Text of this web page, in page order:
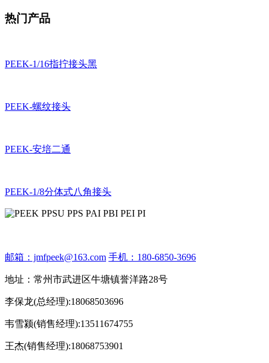
热门产品
PEEK-1/16指拧接头黑
PEEK-螺纹接头
PEEK-安培二通
PEEK-1/8分体式八角接头
邮箱：jmfpeek@163.com 手机：180-6850-3696
地址：常州市武进区牛塘镇誉洋路28号
李保龙(总经理):18068503696
韦雪颍(销售经理):13511674755
王杰(销售经理):18068753901